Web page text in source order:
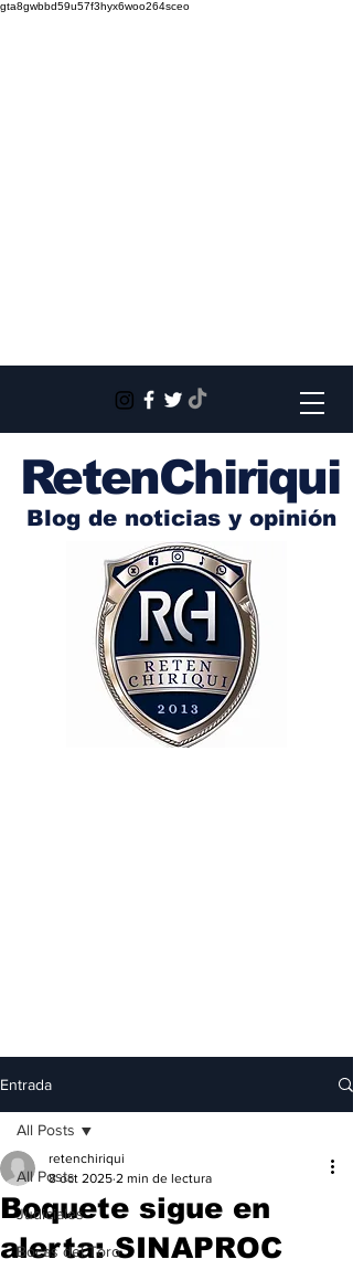
gta8gwbbd59u57f3hyx6woo264sceo
RetenChiriqui
Blog de noticias y opinión
Entrada
All Posts
Judiciales
Bocas del Toro
All Posts
Boquete sigue en
alerta: SINAPROC
retenchiriqui
8 oct 2025 2 min de lectura